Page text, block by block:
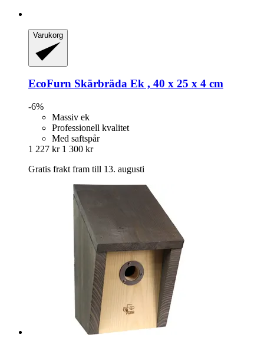
Varukorg
EcoFurn Skärbräda Ek , 40 x 25 x 4 cm
-6%
Massiv ek
Professionell kvalitet
Med saftspår
1 227 kr 1 300 kr
Gratis frakt fram till 13. augusti